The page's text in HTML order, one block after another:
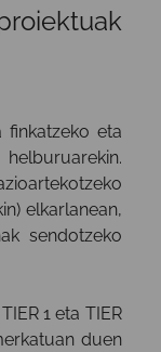
eta
elkarlanean,
sendotzeko
1 eta TIER
duen